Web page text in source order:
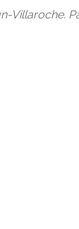
Villaroche.